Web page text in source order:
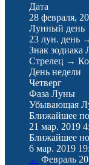
Дата
28 февраля,
Лунный день
23 лун. день
Знак зодиака
Стрелец →
День недели
Четверг
Фаза Луны
Убывающая
Ближайшее
21 мар. 2019
Ближайшее
6 мар. 2019
← Февраль